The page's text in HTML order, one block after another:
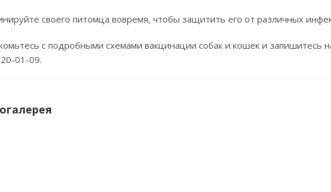
своего питомца вовремя, чтобы защитить его от различных
с подробными схемами вакцинации собак и кошек и запишитесь
01-09.